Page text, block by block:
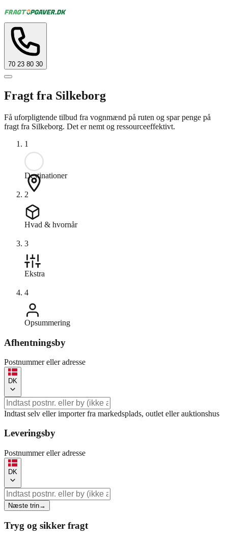
70 23 80 30
Fragt fra Silkeborg
Få uforpligtende tilbud fra vognmænd på ruten og spar penge på
fragt fra Silkeborg. Det er nemt og ressourceeffektivt.
1
Destinationer
2
Hvad & hvornår
3
Ekstra
4
Opsummering
Afhentningsby
Postnummer eller adresse
DK
Indtast selv eller importer fra markedsplads, outlet eller auktionshus
Leveringsby
Postnummer eller adresse
DK
Næste trin→
Tryg og sikker fragt